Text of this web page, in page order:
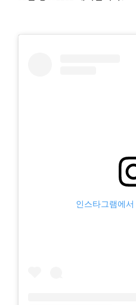
인스타그램에